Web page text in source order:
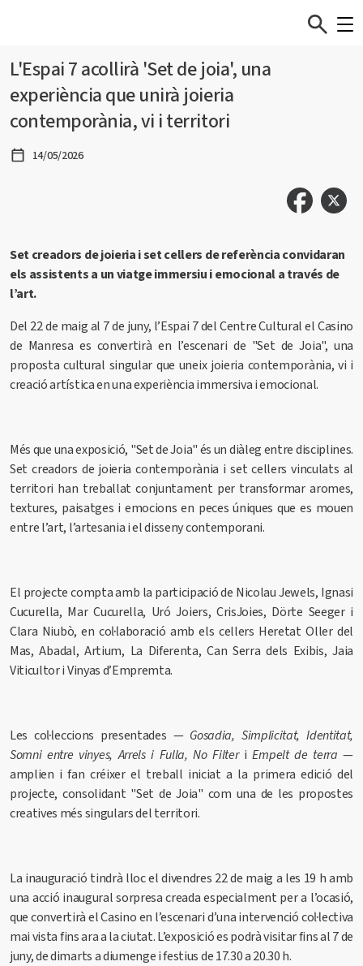
L'Espai 7 acollirà 'Set de joia', una
experiència que unirà joieria
contemporània, vi i territori
14/05/2026
Set creadors de joieria i set cellers de referència convidaran
els assistents a un viatge immersiu i emocional a través de
l’art.
Del 22 de maig al 7 de juny, l’Espai 7 del Centre Cultural el Casino
de Manresa es convertirà en l’escenari de "Set de Joia", una
proposta cultural singular que uneix joieria contemporània, vi i
creació artística en una experiència immersiva i emocional.
Més que una exposició, "Set de Joia"és un diàleg entre disciplines.
Set creadors de joieria contemporània i set cellers vinculats al
territori han treballat conjuntament per transformar aromes,
textures, paisatges i emocions en peces úniques que es mouen
entre l’art, l’artesania i el disseny contemporani.
El projecte compta amb la participació de Nicolau Jewels, Ignasi
Cucurella, Mar Cucurella, Uró Joiers, CrisJoies, Dörte Seeger i
Clara Niubò, en col·laboració amb els cellers Heretat Oller del
Mas, Abadal, Artium, La Diferenta, Can Serra dels Exibis, Jaia
Viticultor i Vinyas d’Empremta.
Les col·leccions presentades — Gosadia, Simplicitat, Identitat,
Somni entre vinyes, Arrels i Fulla, No FilteriEmpelt de terra —
amplien i fan créixer el treball iniciat a la primera edició del
projecte, consolidant "Set de Joia" com una de les propostes
creatives més singulars del territori.
La inauguració tindrà lloc el divendres 22 de maig a les 19 h amb
una acció inaugural sorpresa creada especialment per a l’ocasió,
que convertirà el Casino en l’escenari d’una intervenció col·lectiva
mai vista fins ara a la ciutat. L’exposició es podrà visitar fins al 7 de
juny, de dimarts a diumenge i festius de 17.30 a 20.30 h.